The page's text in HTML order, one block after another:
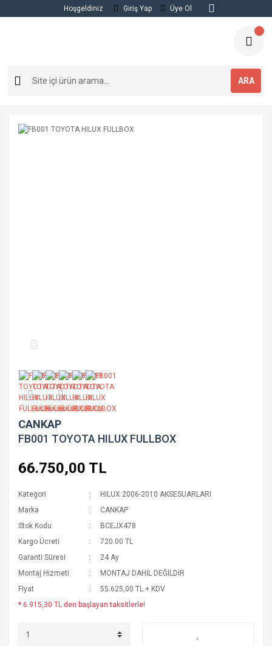
Hoşgeldiniz Giriş Yap Üye Ol
ARA
CANKAP
FB001 TOYOTA HILUX FULLBOX
66.750,00 TL
Kategori
HILUX 2006-2010 AKSESUARLARI
Marka
CANKAP
Stok Kodu
BCEJX478
Kargo Ücreti
720.00 TL
Garanti Süresi
24 Ay
Montaj Hizmeti
MONTAJ DAHİL DEĞİLDİR
Fiyat
55.625,00 TL + KDV
* 6.915,30 TL den başlayan taksitlerle!